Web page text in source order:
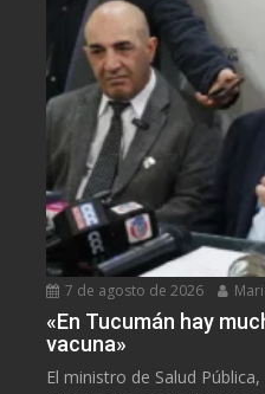
7 de agosto de 2026
«En Tucumán hay
vacuna»
El ministro de Salud